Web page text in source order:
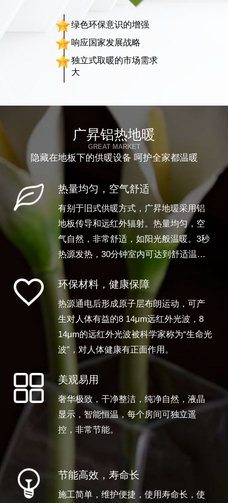
绿色环保意识的增强
响应国家发展战略
独立式取暖的市场需求
大
广昇铝热地暖
GREAT MARKET
隐藏在地板下的供暖设备 呵护全家都温暖
热量均匀，空气舒适
有别于旧式供暖方式，广昇地暖采用铝
地板传导和远红外辐射。热量均匀，空
气自然，非常舒适，如阳光般温暖。3秒
热源发热，30分钟室内可达到舒适温
环保材料，健康保障
热源通电后形成原子层布朗运动，可产
生对人体有益的8 14μm远红外光波，8
14μm的远红外光波被科学家称为“生命光
波”，对人体健康有正面作用。
美观易用
奢华极致，干净整洁，纯净自然，液晶
显示，智能恒温，每个房间可独立遥
控，非常节能。
节能高效，寿命长
施工简单，维护便捷，使用寿命长，使